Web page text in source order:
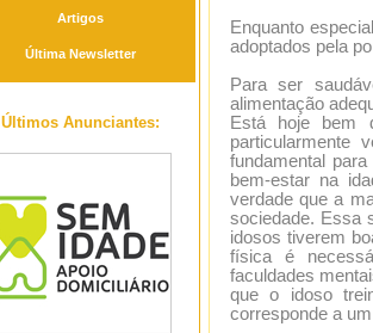
Artigos
Última Newsletter
Últimos Anunciantes:
Enquanto
adoptados pela
Para ser
alimentação
Está hoje bem
particularmente
fundamental
bem-estar na
verdade que a
sociedade. Essa
idosos tiverem
física é
faculdades
que o idoso
corresponde a